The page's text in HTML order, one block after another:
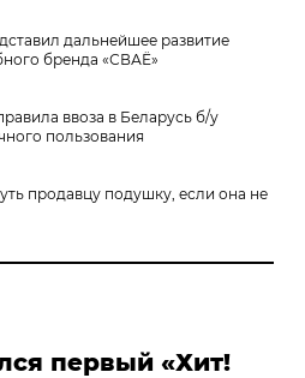
дальнейшее развитие
бренда «СВАЁ»
ввоза в Беларусь б/у
пользования
продавцу подушку, если она не
первый «Хит!